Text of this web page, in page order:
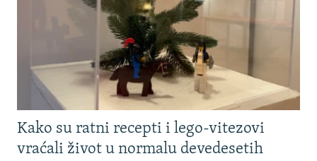
Kako su ratni recepti i lego-vitezovi
vraćali život u normalu devedesetih